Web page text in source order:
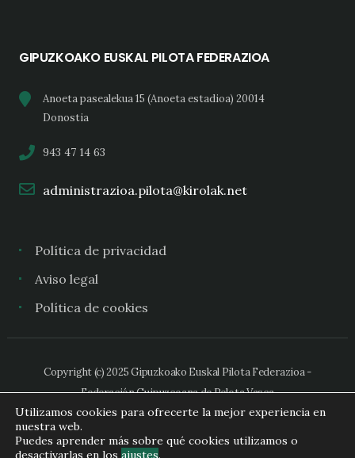
GIPUZKOAKO EUSKAL PILOTA FEDERAZIOA
Anoeta pasealekua 15 (Anoeta estadioa) 20014
Donostia
943 47 14 63
administrazioa.pilota@kirolak.net
Política de privacidad
Aviso legal
Política de cookies
Copyright (c) 2025 Gipuzkoako Euskal Pilota Federazioa -
Federación Guipuzcoana de Pelota Vasca
Utilizamos cookies para ofrecerte la mejor experiencia en
nuestra web.
Puedes aprender más sobre qué cookies utilizamos o
desactivarlas en los ajustes.